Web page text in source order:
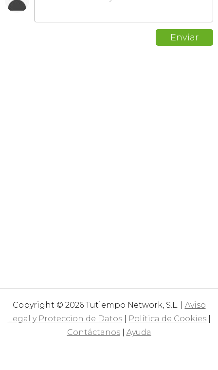
Copyright © 2026 Tutiempo Network, S.L. | Aviso
Legal y Proteccion de Datos| Política de Cookies|
Contáctanos| Ayuda